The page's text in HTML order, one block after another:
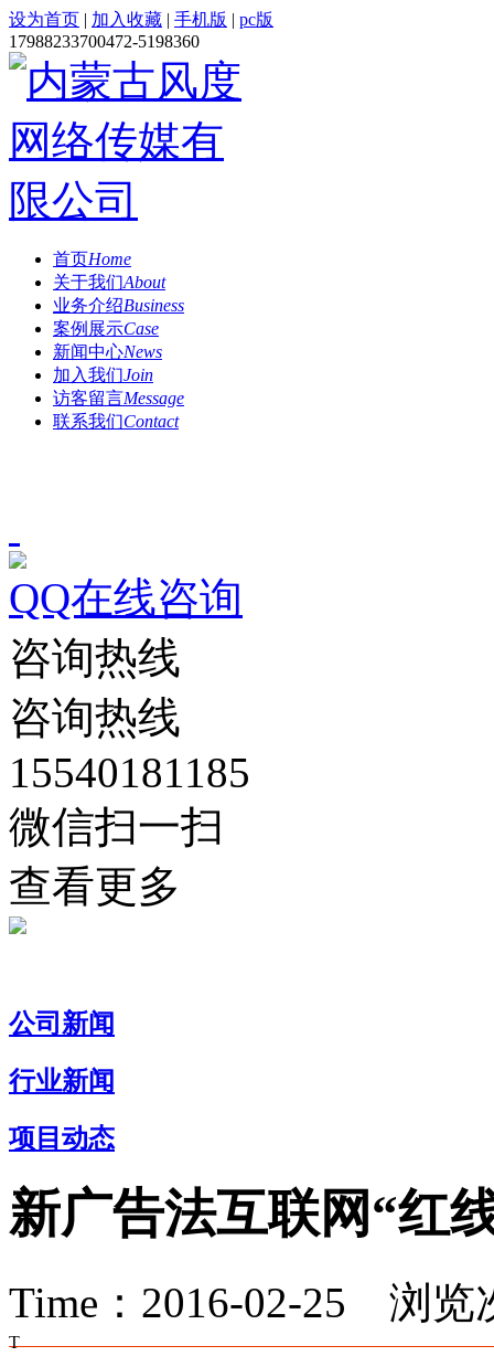
设为首页 | 加入收藏 | 手机版 | pc版
17988233700472-5198360
首页Home
关于我们About
业务介绍Business
案例展示Case
新闻中心News
加入我们Join
访客留言Message
联系我们Contact
QQ在线咨询
咨询热线
咨询热线
15540181185
微信扫一扫
查看更多
公司新闻
行业新闻
项目动态
新广告法互联网“红
Time：2016-02-25 浏览
T